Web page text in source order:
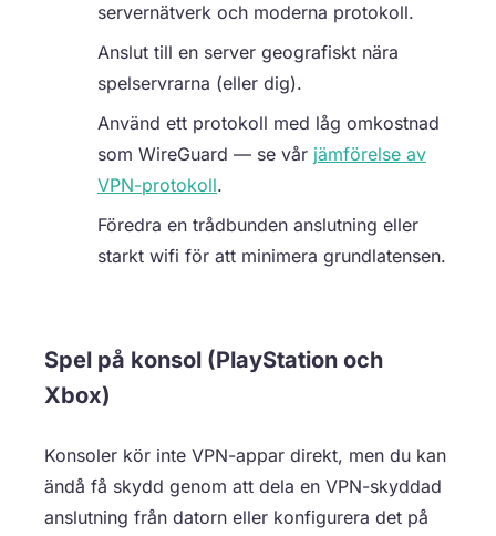
servernätverk och moderna protokoll.
Anslut till en server geografiskt nära
spelservrarna (eller dig).
Använd ett protokoll med låg omkostnad
som WireGuard — se vår jämförelse av
VPN-protokoll.
Föredra en trådbunden anslutning eller
starkt wifi för att minimera grundlatensen.
Spel på konsol (PlayStation och
Xbox)
Konsoler kör inte VPN-appar direkt, men du kan
ändå få skydd genom att dela en VPN-skyddad
anslutning från datorn eller konfigurera det på